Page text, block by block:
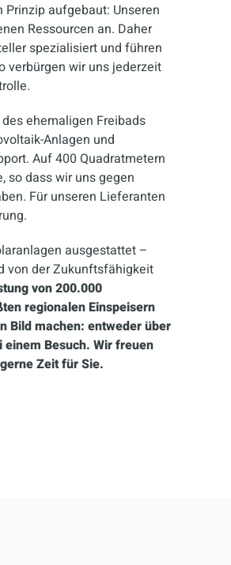
aufgebaut: Unseren
Ressourcen an. Daher
spezialisiert und führen
verbürgen wir uns jederzeit
ehemaligen Freibads
Anlagen und
Auf 400 Quadratmetern
so dass wir uns gegen
Für unseren Lieferanten
ausgestattet –
von der Zukunftsfähigkeit
von 200.000
regionalen Einspeisern
Bild machen: entweder über
Besuch. Wir freuen
Zeit für Sie.